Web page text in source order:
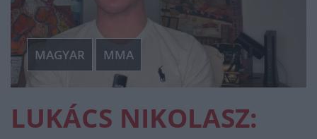
MAGYAR MMA
LUKÁCS NIKOLASZ: